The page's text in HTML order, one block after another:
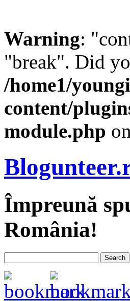
Warning:
"break". Did
/home1/
content/
module.php
Împreună
România!